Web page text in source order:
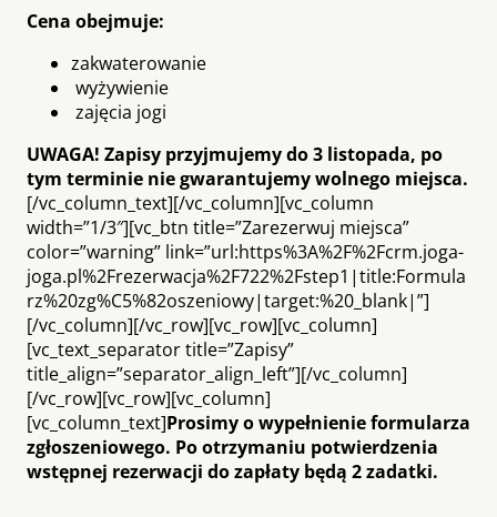
Cena obejmuje:
zakwaterowanie
wyżywienie
zajęcia jogi
UWAGA! Zapisy przyjmujemy do 3 listopada, po
tym terminie nie gwarantujemy wolnego miejsca.
[/vc_column_text][/vc_column][vc_column
width=”1/3″][vc_btn title=”Zarezerwuj miejsca”
color=”warning” link=”url:https%3A%2F%2Fcrm.joga-
joga.pl%2Frezerwacja%2F722%2Fstep1|title:Formula
rz%20zg%C5%82oszeniowy|target:%20_blank|”]
[/vc_column][/vc_row][vc_row][vc_column]
[vc_text_separator title=”Zapisy”
title_align=”separator_align_left”][/vc_column]
[/vc_row][vc_row][vc_column]
[vc_column_text]Prosimy o wypełnienie formularza
zgłoszeniowego. Po otrzymaniu potwierdzenia
wstępnej rezerwacji do zapłaty będą 2 zadatki.